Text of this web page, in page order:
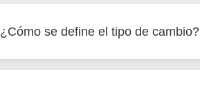
¿Cómo se define el tipo de cambio?